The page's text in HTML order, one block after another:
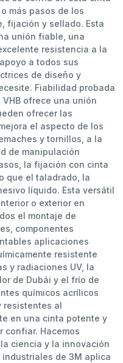
más pasos de los
fijación y sellado. Esta
unión fiable, una
resistencia a la
a todos sus
de diseño y
Fiabilidad probada
ofrece una unión
ofrecer las
el aspecto de los
y tornillos, a la
de manipulación
la fijación con cinta
que el taladrado, la
líquido. Esta versátil
o exterior en
el montaje de
componentes
aplicaciones
resistente
y radiaciones UV, la
de Dubái y el frío de
químicos acrílicos
resistentes al
en una cinta potente y
confiar. Hacemos
ciencia y la innovación
de 3M aplica